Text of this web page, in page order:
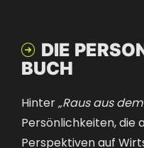
 DIE
BUCH
Hinter „Raus aus
Persönlichkeiten, die
Perspektiven auf